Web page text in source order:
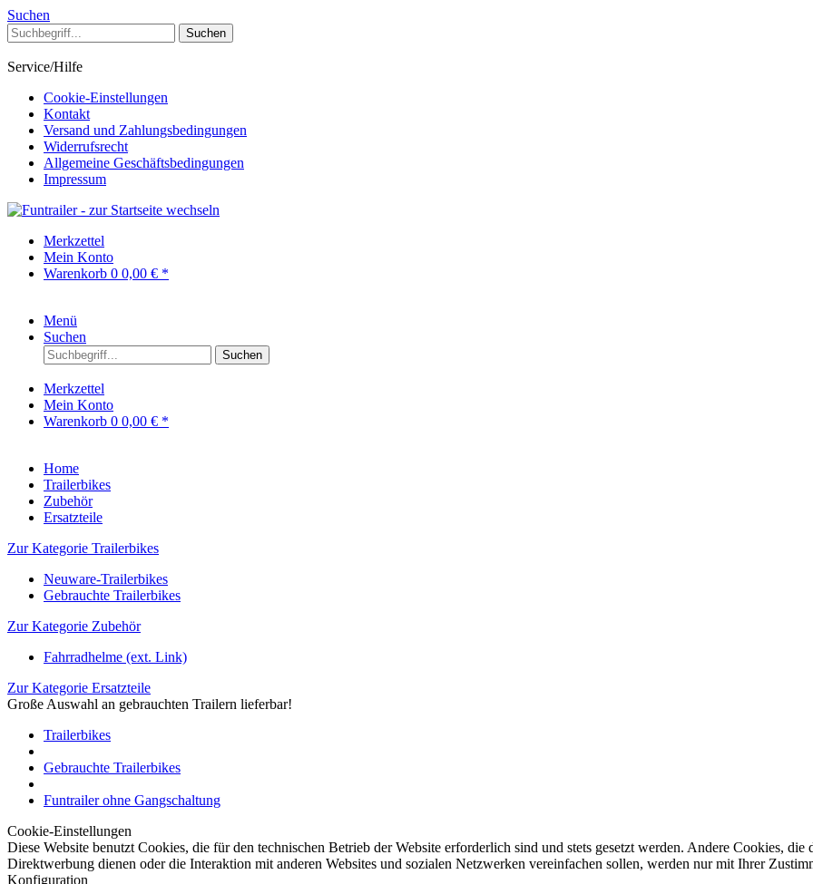
Suchen
Suchen
Service/Hilfe
Cookie-Einstellungen
Kontakt
Versand und Zahlungsbedingungen
Widerrufsrecht
Allgemeine Geschäftsbedingungen
Impressum
Merkzettel
Mein Konto
Warenkorb 0 0,00 € *
Menü
Suchen
Suchen
Merkzettel
Mein Konto
Warenkorb 0 0,00 € *
Home
Trailerbikes
Zubehör
Ersatzteile
Zur Kategorie Trailerbikes
Neuware-Trailerbikes
Gebrauchte Trailerbikes
Zur Kategorie Zubehör
Fahrradhelme (ext. Link)
Zur Kategorie Ersatzteile
Große Auswahl an gebrauchten Trailern lieferbar!
Trailerbikes
Gebrauchte Trailerbikes
Funtrailer ohne Gangschaltung
Cookie-Einstellungen
Diese Website benutzt Cookies, die für den technischen Betrieb der Website erforderlich sind und stets gesetzt werden. Andere Cookies,
Direktwerbung dienen oder die Interaktion mit anderen Websites und sozialen Netzwerken vereinfachen sollen, werden nur mit Ihrer
Konfiguration